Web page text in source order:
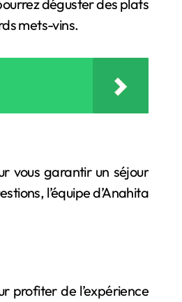
déguster des plats
mets-vins.
vous garantir un séjour
l’équipe d’Anahita
profiter de l’expérience